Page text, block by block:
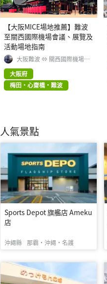
【大阪MICE場地推薦】難波
至關西國際機場會議、展覽及
活動場地指南
大阪難波 ⇔ 關西國際機場
MICE 指南
大阪府
梅田・心齋橋・難波
人氣景點
Sports Depot 旗艦店 Ameku
店
沖繩縣 那霸・沖繩・名護